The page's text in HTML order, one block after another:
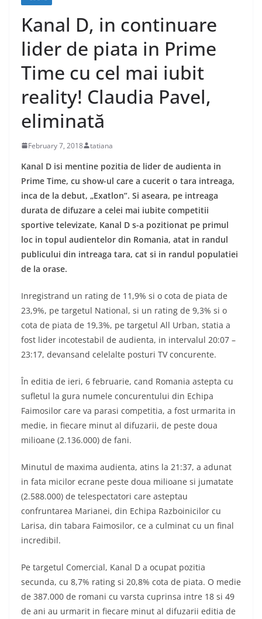
Kanal D, in continuare
lider de piata in Prime
Time cu cel mai iubit
reality! Claudia Pavel,
eliminată
February 7, 2018 tatiana
Kanal D isi mentine pozitia de lider de audienta in
Prime Time, cu show-ul care a cucerit o tara intreaga,
inca de la debut, „Exatlon”. Si aseara, pe intreaga
durata de difuzare a celei mai iubite competitii
sportive televizate, Kanal D s-a pozitionat pe primul
loc in topul audientelor din Romania, atat in randul
publicului din intreaga tara, cat si in randul populatiei
de la orase.
Inregistrand un rating de 11,9% si o cota de piata de
23,9%, pe targetul National, si un rating de 9,3% si o
cota de piata de 19,3%, pe targetul All Urban, statia a
fost lider incotestabil de audienta, in intervalul 20:07 –
23:17, devansand celelalte posturi TV concurente.
În editia de ieri, 6 februarie, cand Romania astepta cu
sufletul la gura numele concurentului din Echipa
Faimosilor care va parasi competitia, a fost urmarita in
medie, in fiecare minut al difuzarii, de peste doua
milioane (2.136.000) de fani.
Minutul de maxima audienta, atins la 21:37, a adunat
in fata micilor ecrane peste doua milioane si jumatate
(2.588.000) de telespectatori care asteptau
confruntarea Marianei, din Echipa Razboinicilor cu
Larisa, din tabara Faimosilor, ce a culminat cu un final
incredibil.
Pe targetul Comercial, Kanal D a ocupat pozitia
secunda, cu 8,7% rating si 20,8% cota de piata. O medie
de 387.000 de romani cu varsta cuprinsa intre 18 si 49
de ani au urmarit in fiecare minut al difuzarii editia de